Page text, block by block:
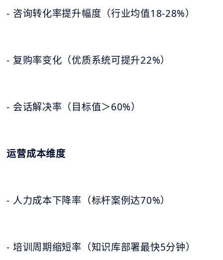
- 咨询转化率提升幅度（行业均值18-28%）
- 复购率变化（优质系统可提升22%）
- 会话解决率（目标值＞60%）
运营成本维度
- 人力成本下降率（标杆案例达70%）
- 培训周期缩短率（知识库部署最快5分钟）